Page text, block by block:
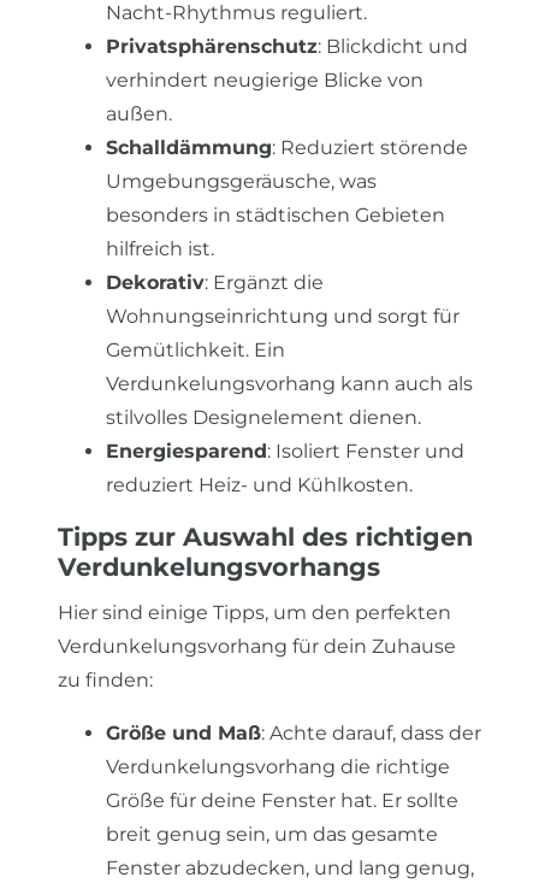
Nacht-Rhythmus reguliert.
Privatsphärenschutz: Blickdicht und
verhindert neugierige Blicke von
außen.
Schalldämmung: Reduziert störende
Umgebungsgeräusche, was
besonders in städtischen Gebieten
hilfreich ist.
Dekorativ: Ergänzt die
Wohnungseinrichtung und sorgt für
Gemütlichkeit. Ein
Verdunkelungsvorhang kann auch als
stilvolles Designelement dienen.
Energiesparend: Isoliert Fenster und
reduziert Heiz- und Kühlkosten.
Tipps zur Auswahl des richtigen
Verdunkelungsvorhangs
Hier sind einige Tipps, um den perfekten
Verdunkelungsvorhang für dein Zuhause
zu finden:
Größe und Maß: Achte darauf, dass der
Verdunkelungsvorhang die richtige
Größe für deine Fenster hat. Er sollte
breit genug sein, um das gesamte
Fenster abzudecken, und lang genug,